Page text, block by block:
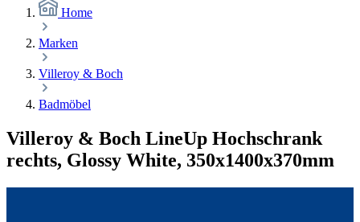
Home
Marken
Villeroy & Boch
Badmöbel
Villeroy & Boch LineUp Hochschrank
rechts, Glossy White, 350x1400x370mm